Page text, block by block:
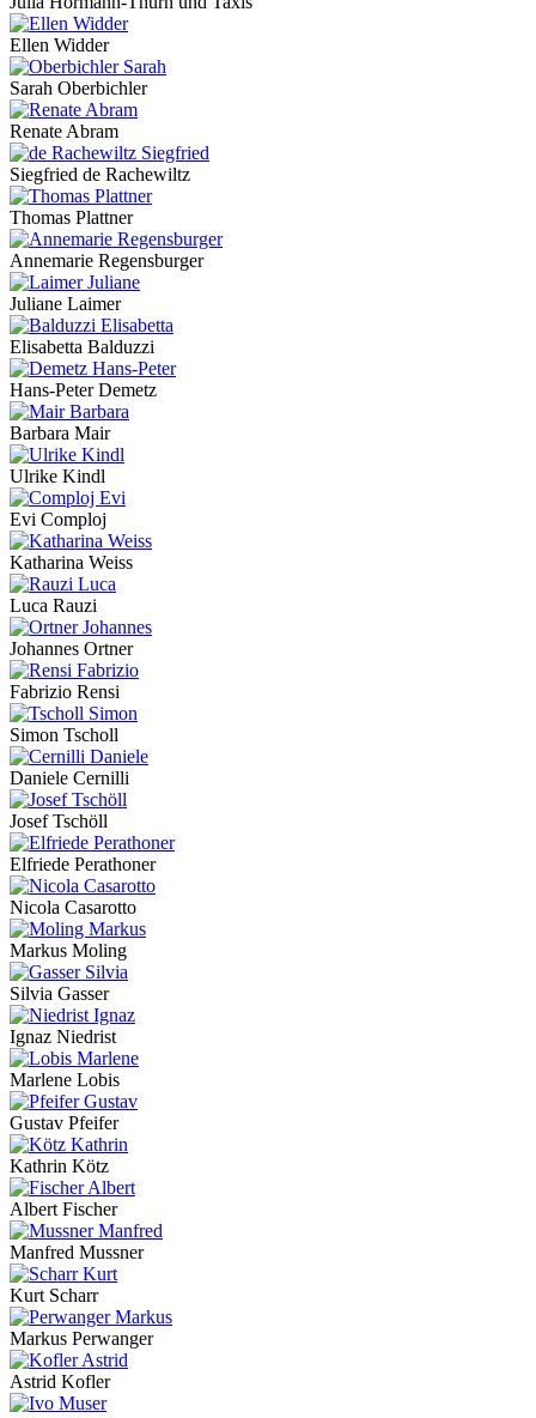
Ellen Widder
Sarah Oberbichler
Renate Abram
Siegfried de Rachewiltz
Thomas Plattner
Annemarie Regensburger
Juliane Laimer
Elisabetta Balduzzi
Hans-Peter Demetz
Barbara Mair
Ulrike Kindl
Evi Comploj
Katharina Weiss
Luca Rauzi
Johannes Ortner
Fabrizio Rensi
Simon Tscholl
Daniele Cernilli
Josef Tschöll
Elfriede Perathoner
Nicola Casarotto
Markus Moling
Silvia Gasser
Ignaz Niedrist
Marlene Lobis
Gustav Pfeifer
Kathrin Kötz
Albert Fischer
Manfred Mussner
Kurt Scharr
Markus Perwanger
Astrid Kofler